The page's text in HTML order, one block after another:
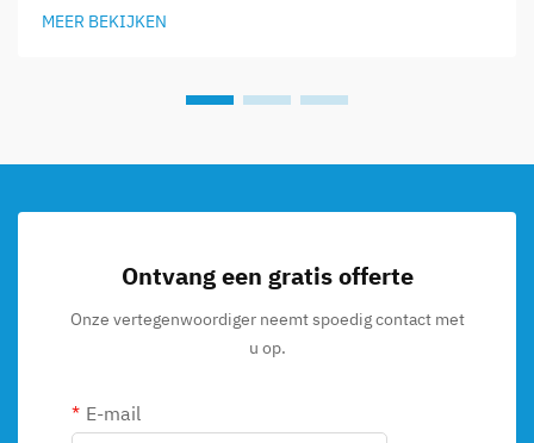
MEER BEKIJKEN
Ontvang een gratis offerte
Onze vertegenwoordiger neemt spoedig contact met
u op.
E-mail